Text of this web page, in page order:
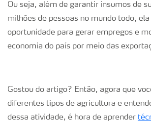
Ou seja, além de garantir insumos de
milhões de pessoas no mundo todo,
oportunidade para gerar empregos e
economia do país por meio das
Gostou do artigo? Então, agora que
diferentes tipos de agricultura e
dessa atividade, é hora de aprender